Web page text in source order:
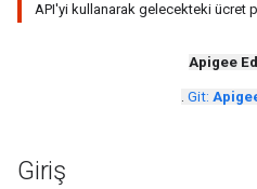
API'yi kullanarak gelecekteki ücret
Apigee
. Git:
Giriş